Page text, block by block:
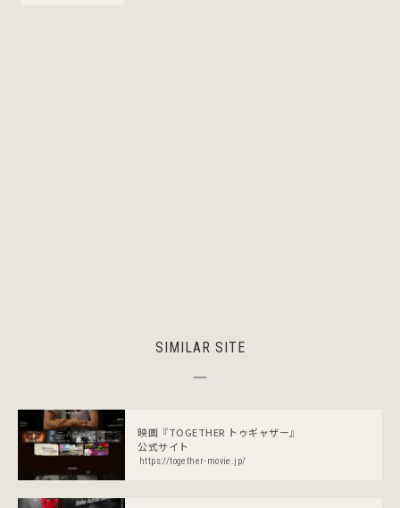
SIMILAR SITE
映画『TOGETHER トゥギャザー』
公式サイト
https://together-movie.jp/